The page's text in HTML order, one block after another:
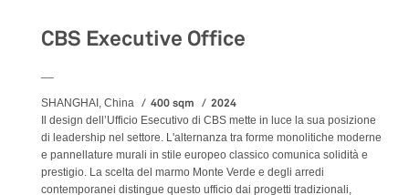
CBS Executive Office
SHANGHAI, China 400 sqm 2024
Il design dell’Ufficio Esecutivo di CBS mette in luce la sua posizione
di leadership nel settore. L'alternanza tra forme monolitiche moderne
e pannellature murali in stile europeo classico comunica solidità e
prestigio. La scelta del marmo Monte Verde e degli arredi
contemporanei distingue questo ufficio dai progetti tradizionali,